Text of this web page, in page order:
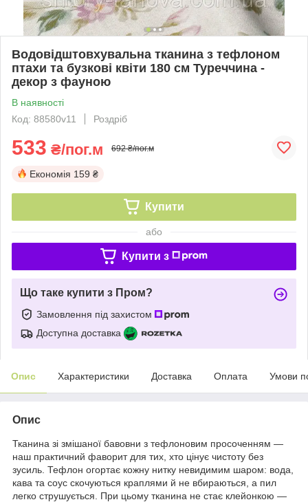
Водовідштовхувальна тканина з тефлоном
птахи та бузкові квіти 180 см Туреччина -
декор з фауною
В наявності
Код: 88580v11
Роздріб
533 ₴/пог.м 692 ₴/пог.м
Економія 159 ₴
Купити
або
Купити з
Що таке купити з Пром?
Замовлення під захистом
Доступна доставка
Опис Характеристики Доставка Оплата Умови
Опис
Тканина зі змішаної бавовни з тефлоновим просоченням —
наш практичний фаворит для тих, хто цінує чистоту без
зусиль. Тефлон огортає кожну нитку невидимим шаром: вода,
кава та соус скочуються краплями й не вбираються, а пил
легко струшується. При цьому тканина не стає клейонкою —